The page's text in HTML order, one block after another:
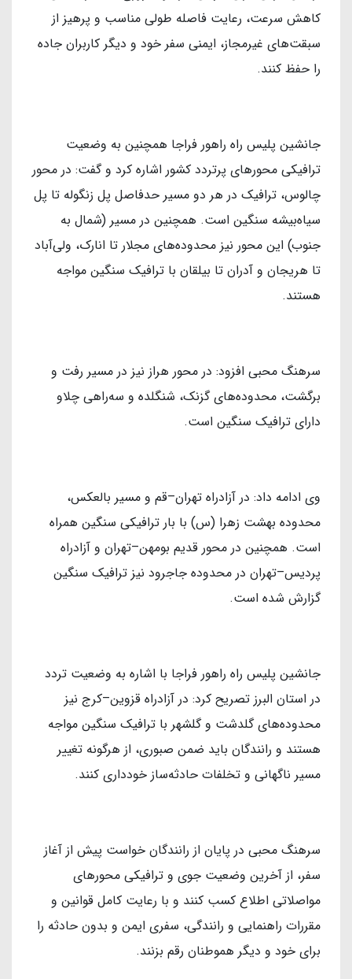
کاهش سرعت، رعایت فاصله طولی مناسب و پرهیز از
سبقت‌های غیرمجاز، ایمنی سفر خود و دیگر کاربران جاده
را حفظ کنند.
جانشین پلیس راه راهور فراجا همچنین به وضعیت
ترافیکی محورهای پرتردد کشور اشاره کرد و گفت: در محور
چالوس، ترافیک در هر دو مسیر حدفاصل پل زنگوله تا پل
سیاه‌بیشه سنگین است. همچنین در مسیر (شمال به
جنوب) این محور نیز محدوده‌های مجلار تا انارک، ولی‌آباد
تا هریجان و آدران تا بیلقان با ترافیک سنگین مواجه
هستند.
سرهنگ محبی افزود: در محور هراز نیز در مسیر رفت و
برگشت، محدوده‌های گزنک، شنگلده و سه‌راهی چلاو
دارای ترافیک سنگین است.
وی ادامه داد: در آزادراه تهران–قم و مسیر بالعکس،
محدوده بهشت زهرا (س) با بار ترافیکی سنگین همراه
است. همچنین در محور قدیم بومهن–تهران و آزادراه
پردیس–تهران در محدوده جاجرود نیز ترافیک سنگین
گزارش شده است.
جانشین پلیس راه راهور فراجا با اشاره به وضعیت تردد
در استان البرز تصریح کرد: در آزادراه قزوین–کرج نیز
محدوده‌های گلدشت و گلشهر با ترافیک سنگین مواجه
هستند و رانندگان باید ضمن صبوری، از هرگونه تغییر
مسیر ناگهانی و تخلفات حادثه‌ساز خودداری کنند.
سرهنگ محبی در پایان از رانندگان خواست پیش از آغاز
سفر، از آخرین وضعیت جوی و ترافیکی محورهای
مواصلاتی اطلاع کسب کنند و با رعایت کامل قوانین و
مقررات راهنمایی و رانندگی، سفری ایمن و بدون حادثه را
برای خود و دیگر هموطنان رقم بزنند.